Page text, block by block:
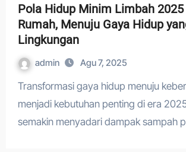
Pola Hidup Minim Limbah
Rumah, Menuju Gaya Hidup
Lingkungan
admin Agu 7, 2025
Transformasi gaya hidup menuju keberlanjutan kini
menjadi kebutuhan penting di era
semakin menyadari dampak sampah